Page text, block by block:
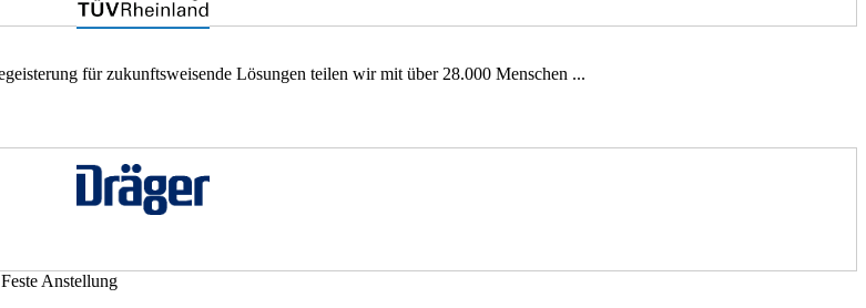
für zukunftsweisende Lösungen teilen wir mit über 28.000 Menschen ...
Feste Anstellung